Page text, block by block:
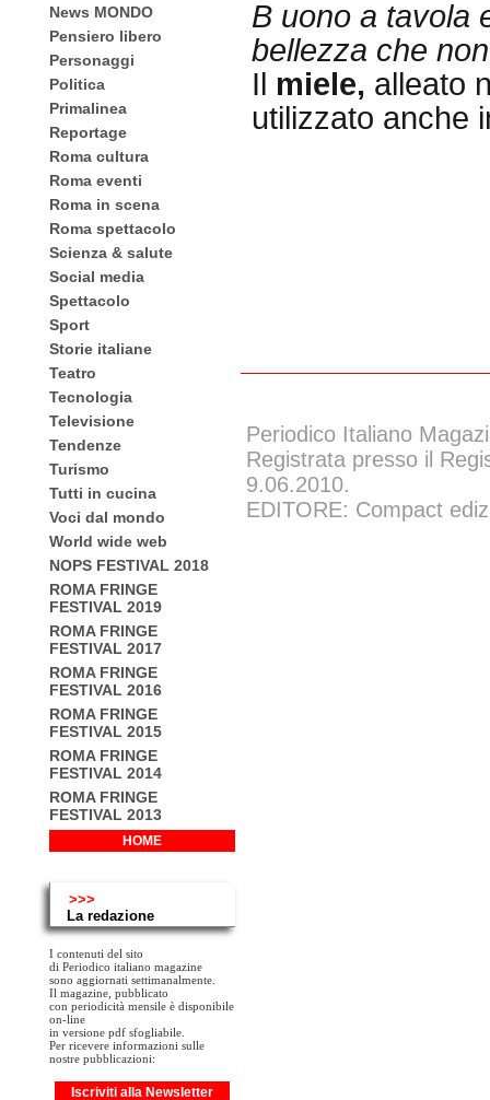
News MONDO
Pensiero libero
Personaggi
Politica
Primalinea
Reportage
Roma cultura
Roma eventi
Roma in scena
Roma spettacolo
Scienza & salute
Social media
Spettacolo
Sport
Storie italiane
Teatro
Tecnologia
Televisione
Tendenze
Turismo
Tutti in cucina
Voci dal mondo
World wide web
NOPS FESTIVAL 2018
ROMA FRINGE
FESTIVAL 2019
ROMA FRINGE
FESTIVAL 2017
ROMA FRINGE
FESTIVAL 2016
ROMA FRINGE
FESTIVAL 2015
ROMA FRINGE
FESTIVAL 2014
ROMA FRINGE
FESTIVAL 2013
HOME
>>>
La redazione
I contenuti del sito
di Periodico italiano magazine
sono aggiornati settimanalmente.
Il magazine, pubblicato
con periodicità mensile è disponibile
on-line
in versione pdf sfogliabile.
Per ricevere informazioni sulle
nostre pubblicazioni:
Iscriviti alla Newsletter
B uono a tavola
bellezza che
Il miele, alleato
utilizzato anche
Periodico Italiano
Registrata presso il
9.06.2010.
EDITORE: Compact